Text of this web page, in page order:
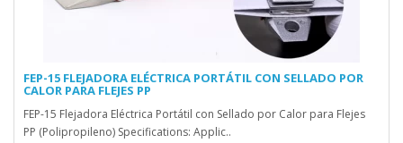
FEP-15 FLEJADORA ELÉCTRICA PORTÁTIL CON SELLADO POR
CALOR PARA FLEJES PP
FEP-15 Flejadora Eléctrica Portátil con Sellado por Calor para Flejes
PP (Polipropileno) Specifications: Applic..